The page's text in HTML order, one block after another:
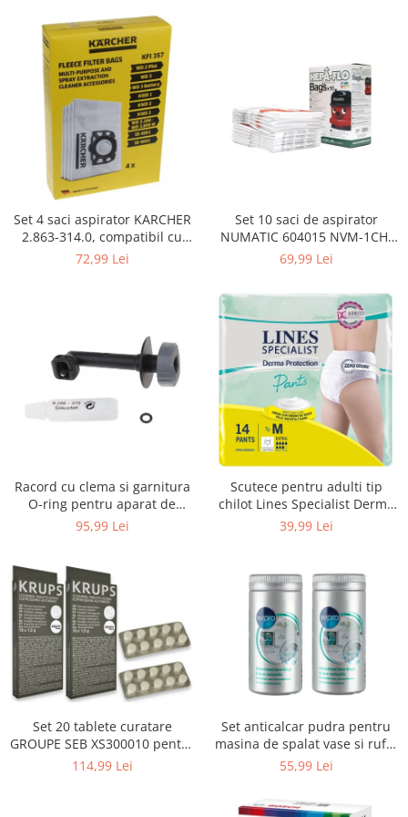
Decoratiuni
Gradinarit
Hobby-uri creative
Iluminat & Electrice
Jaluzele
Kit-uri automatizari porti si usi
Mobila dormitor
Mobila gradina & terasa
Mobila Living & Dining
Organizare si depozitare
Scule electrice si unelte
Silicon, spume si solutii tehnice
Sisteme Incalzire
Textile si covoare
Accesorii tablete
Laptopuri si Accesorii
Wearable & Gadgeturi
Electrocasnice & Climatizare
Accesorii si piese masini spalat
rufe si uscatoare
Accesorii si piese masini spalat
vase
Aparate Racire Aer
Aragaze si cuptoare cu microunde
Set 4 saci aspirator KARCHER
2.863-314.0, compatibil cu
WD, KWD, SE
72,99 Lei
Set 10 saci de aspirator
NUMATIC 604015 NVM-1CH,
9L
69,99 Lei
Racord cu clema si garnitura
O-ring pentru aparat de
spalat cu presiune, KARCHER
95,99 Lei
Scutece pentru adulti tip
chilot Lines Specialist Derma
Protection Extra, 7 picaturi,
39,99 Lei
Set 20 tablete curatare
GROUPE SEB XS300010 pentru
espressoare Krups (2x10
114,99 Lei
Set anticalcar pudra pentru
masina de spalat vase si rufe,
WPRO 484000008416, 2 x 250g
55,99 Lei